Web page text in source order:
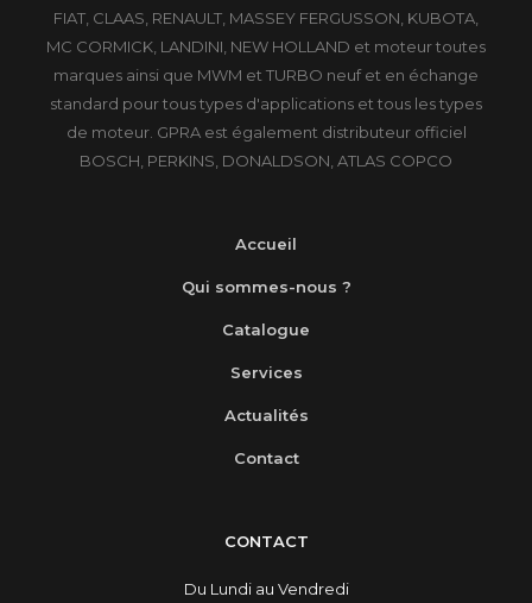
FIAT, CLAAS, RENAULT, MASSEY FERGUSSON, KUBOTA,
MC CORMICK, LANDINI, NEW HOLLAND et moteur toutes
marques ainsi que MWM et TURBO neuf et en échange
standard pour tous types d'applications et tous les types
de moteur. GPRA est également distributeur officiel
BOSCH, PERKINS, DONALDSON, ATLAS COPCO
Accueil
Qui sommes-nous ?
Catalogue
Services
Actualités
Contact
CONTACT
Du Lundi au Vendredi